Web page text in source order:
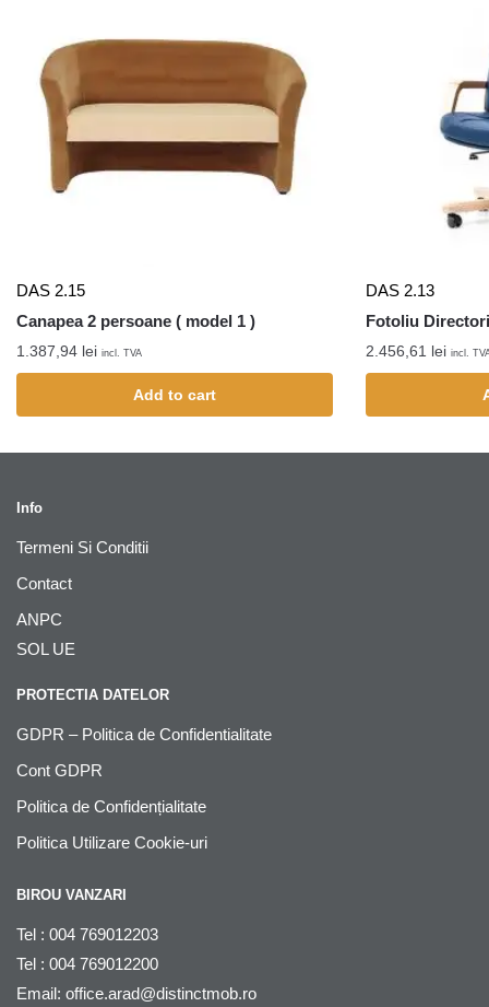
DAS 2.15
Canapea 2 persoane ( model 1 )
1.387,94 lei incl. TVA
Add to cart
DAS 2.13
Fotoliu
2.456,61 lei incl.
Info
Termeni Si Conditii
Contact
ANPC
SOL UE
PROTECTIA DATELOR
GDPR – Politica de Confidentialitate
Cont GDPR
Politica de Confidențialitate
Politica Utilizare Cookie-uri
BIROU VANZARI
Tel : 004 769012203
Tel : 004 769012200
Email: office.arad@distinctmob.ro